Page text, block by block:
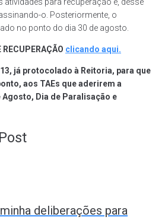
o. Posteriormente, o
no ponto do dia 30 de agosto.
clicando aqui.
já protocolado à Reitoria, para que
aos TAEs que aderirem a
Dia de Paralisação e
deliberações para